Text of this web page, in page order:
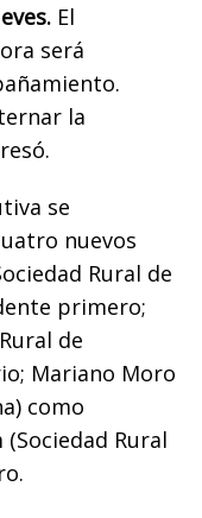
El
será
la
se
nuevos
Rural de
primero;
de
Mariano Moro
como
Rural